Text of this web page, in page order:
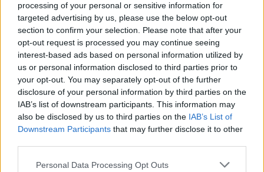
processing of your personal or sensitive information for
targeted advertising by us, please use the below opt-out
section to confirm your selection. Please note that after your
opt-out request is processed you may continue seeing
interest-based ads based on personal information utilized by
us or personal information disclosed to third parties prior to
your opt-out. You may separately opt-out of the further
disclosure of your personal information by third parties on the
IAB’s list of downstream participants. This information may
also be disclosed by us to third parties on the IAB’s List of
Downstream Participants that may further disclose it to other
Personal Data Processing Opt Outs
Visi įrašai
Žiūrimiausi įrašai
00:00:30
Vaizdai iš tragiškos avarijos Vilniaus r.: dviejų moterų ir
vaiko gyvybių išgelbėti nepavyko